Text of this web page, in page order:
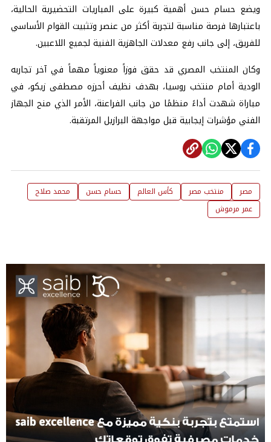
ويضع حسام حسن أهمية كبيرة على المباريات التحضيرية الحالية،
باعتبارها فرصة مناسبة لتجربة أكثر من عنصر وتثبيت القوام الأساسي
للفريق، إلى جانب رفع معدلات الجاهزية الفنية لجميع اللاعبين.
وكان المنتخب المصري قد حقق فوزاً معنوياً مهماً في آخر تجاربه
الودية أمام منتخب روسيا، بهدف نظيف أحرزه مصطفى زيكو، في
مباراة شهدت أداءً منظمًا من جانب الفراعنة، الأمر الذي منح الجهاز
الفني مؤشرات إيجابية قبل مواجهة البرازيل المرتقبة.
مصر منتخب مصر كأس العالم حسام حسن
محمد صلاح
عمر مرموش